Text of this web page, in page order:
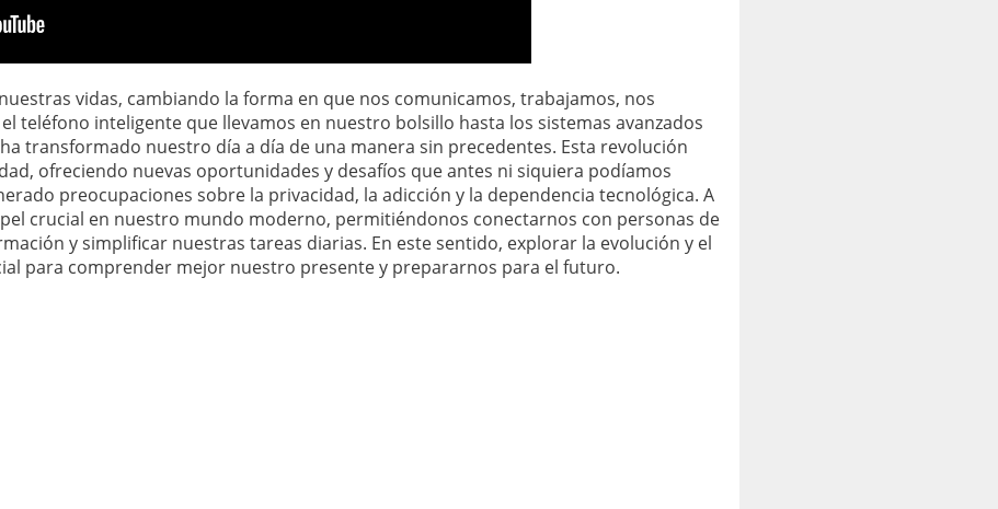
vidas, cambiando la forma en que nos comunicamos, trabajamos, nos
teléfono inteligente que llevamos en nuestro bolsillo hasta los sistemas avanzados
transformado nuestro día a día de una manera sin precedentes. Esta revolución
ofreciendo nuevas oportunidades y desafíos que antes ni siquiera podíamos
preocupaciones sobre la privacidad, la adicción y la dependencia tecnológica. A
crucial en nuestro mundo moderno, permitiéndonos conectarnos con personas de
y simplificar nuestras tareas diarias. En este sentido, explorar la evolución y el
para comprender mejor nuestro presente y prepararnos para el futuro.